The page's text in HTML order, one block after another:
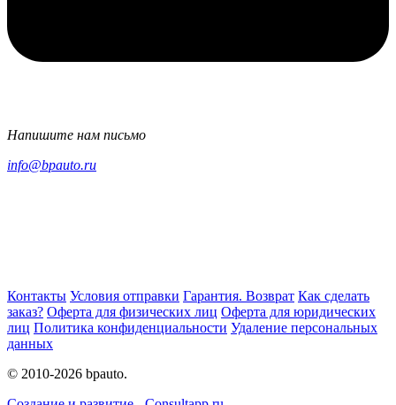
Напишите нам письмо
info@bpauto.ru
Контакты Условия отправки Гарантия. Возврат Как сделать
заказ? Оферта для физических лиц Оферта для юридических
лиц Политика конфиденциальности Удаление персональных
данных
© 2010-2026 bpauto.